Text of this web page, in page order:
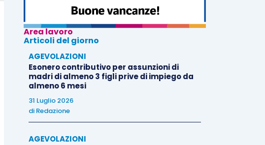
Area lavoro
Articoli del giorno
AGEVOLAZIONI
Esonero contributivo per assunzioni di
madri di almeno 3 figli prive di impiego da
almeno 6 mesi
31 Luglio 2026
di Redazione
AGEVOLAZIONI